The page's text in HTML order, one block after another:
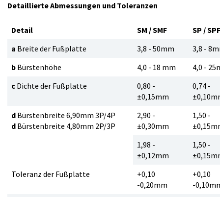
Detaillierte Abmessungen und Toleranzen
Detail SM / SMF
SP / SPF
a Breite der Fußplatte 3,8 - 50mm
3,8 -
b Bürstenhöhe 4,0 - 18 mm
4,0 -
c Dichte der Fußplatte
0,80 -
±0,15mm
0,74 -
±
d Bürstenbreite 6,90mm 3P/4P
d Bürstenbreite 4,80mm 2P/3P
2,90 -
±0,30mm
1,50 -
±
1,98 -
±0,12mm
1,50 -
±
Toleranz der Fußplatte
+0,10
-0,20mm
+0,10
-